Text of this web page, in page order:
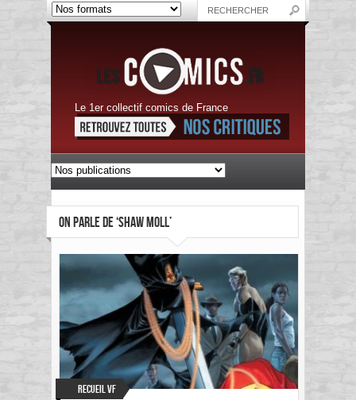
Le 1er collectif comics de France
ON PARLE DE ‘SHAW MOLL’
Recueil VF